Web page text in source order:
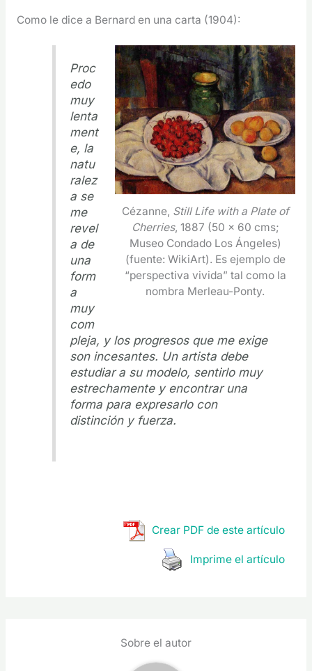
Como le dice a Bernard en una carta (1904):
Cézanne, Still Life with a Plate of
Cherries, 1887 (50 x 60 cms;
Museo Condado Los Ángeles)
(fuente: WikiArt). Es ejemplo de
“perspectiva vivida” tal como la
nombra Merleau-Ponty.
Proc
edo
muy
lenta
ment
e, la
natu
ralez
a se
me
revel
a de
una
form
a
muy
com
pleja, y los progresos que me exige
son incesantes. Un artista debe
estudiar a su modelo, sentirlo muy
estrechamente y encontrar una
forma para expresarlo con
distinción y fuerza.
Crear PDF de este artículo
Imprime el artículo
Sobre el autor